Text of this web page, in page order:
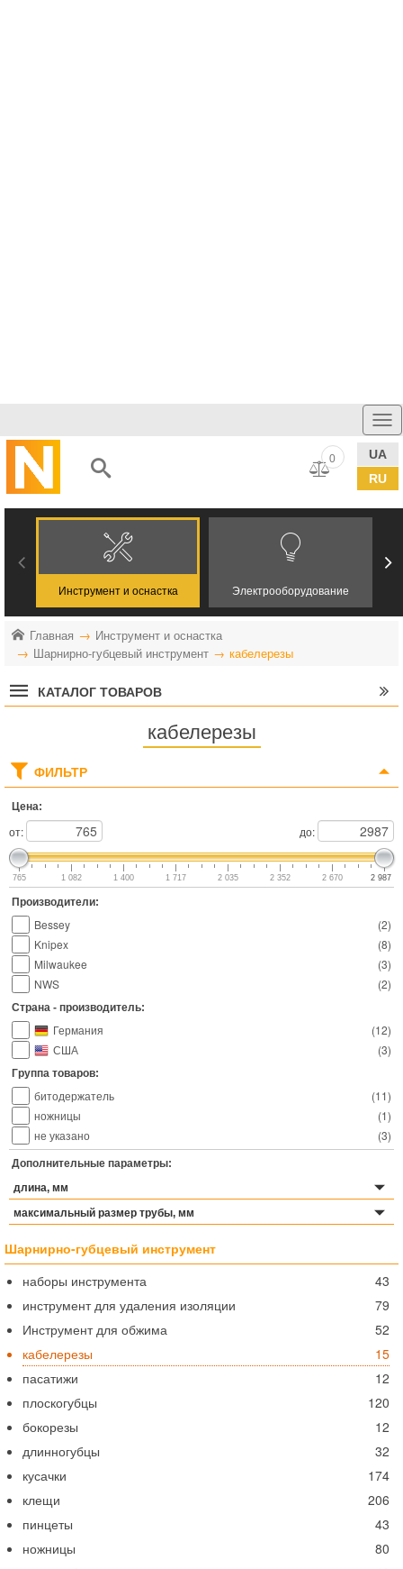
UA
RU
0
Инструмент и оснастка Электрооборудование
Главная
Инструмент и оснастка
Шарнирно-губцевый инструмент
кабелерезы
КАТАЛОГ ТОВАРОВ
кабелерезы
ФИЛЬТР
Цена:
от: до:
765 1 082 1 400 1 717 2 035 2 352 2 670 2 987
Производители:
(2)
Bessey
(8)
Knipex
(3)
Milwaukee
(2)
NWS
Страна - производитель:
(12)
Германия
(3)
США
Группа товаров:
(11)
битодержатель
(1)
ножницы
(3)
не указано
Дополнительные параметры:
длина, мм
максимальный размер трубы, мм
Шарнирно-губцевый инструмент
43
наборы инструмента
79
инструмент для удаления изоляции
52
Инструмент для обжима
15
кабелерезы
12
пасатижи
120
плоскогубцы
12
бокорезы
32
длинногубцы
174
кусачки
206
клещи
43
пинцеты
80
ножницы